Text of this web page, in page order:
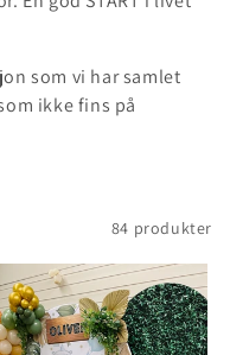
som vi har samlet
ikke fins på
84 produkter